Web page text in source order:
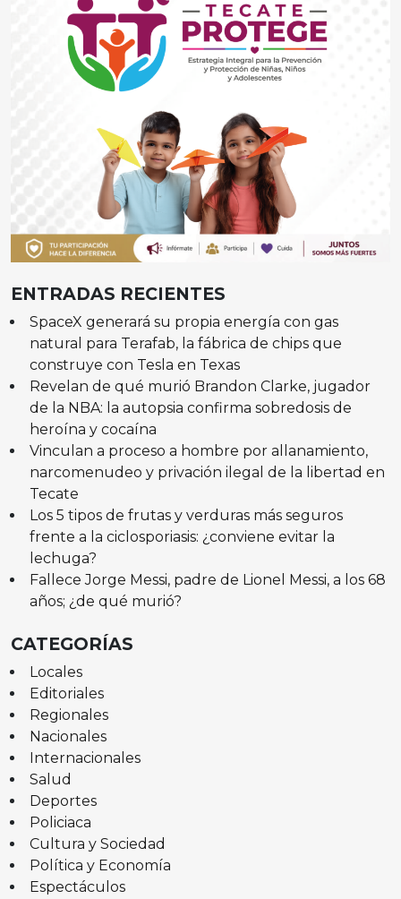
ENTRADAS RECIENTES
SpaceX generará su propia energía con gas
natural para Terafab, la fábrica de chips que
construye con Tesla en Texas
Revelan de qué murió Brandon Clarke, jugador
de la NBA: la autopsia confirma sobredosis de
heroína y cocaína
Vinculan a proceso a hombre por allanamiento,
narcomenudeo y privación ilegal de la libertad en
Tecate
Los 5 tipos de frutas y verduras más seguros
frente a la ciclosporiasis: ¿conviene evitar la
lechuga?
Fallece Jorge Messi, padre de Lionel Messi, a los 68
años; ¿de qué murió?
CATEGORÍAS
Locales
Editoriales
Regionales
Nacionales
Internacionales
Salud
Deportes
Policiaca
Cultura y Sociedad
Política y Economía
Espectáculos